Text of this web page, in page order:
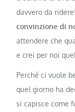
davvero da
convinzione di
attendere che
e crei per noi
Perché ci vuole
quel giorno ha
si capisce come